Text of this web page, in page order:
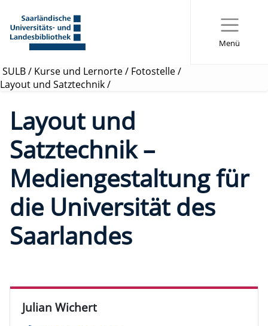
Menü
SULB/ Kurse und Lernorte/ Fotostelle/
Layout und Satztechnik/
Layout und
Satztechnik –
Mediengestaltung für
die Universität des
Saarlandes
Julian Wichert